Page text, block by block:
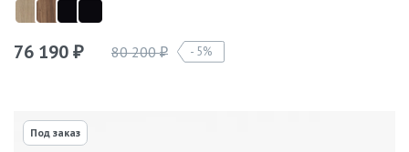
76 190 ₽ 80 200₽ 5%
Под заказ